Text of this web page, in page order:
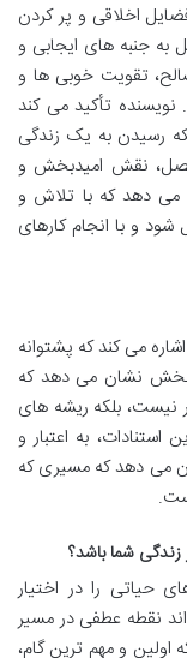
اخلاقی و پر کردن
جنبه های ایجابی و
تقویت خوبی ها و
نویسنده تأکید می کند
رسیدن به یک زندگی
نقش امیدبخش و
می دهد که با تلاش و
شود و با انجام کارهای
می کند که پشتوانه
بخش نشان می دهد که
نیست، بلکه ریشه های
به اعتبار و
می دهد که مسیری که
شما باشد؟
حیاتی را در اختیار
نقطه عطفی در مسیر
اولین و مهم ترین گام،